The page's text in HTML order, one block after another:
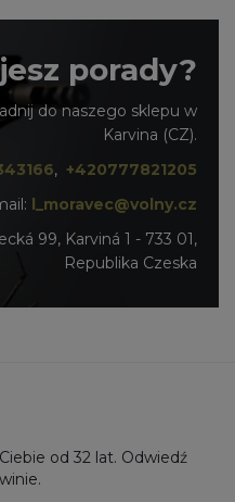
porady?
do naszego sklepu w
Karvina (CZ).
, +420777821205
l_moravec@volny.cz
99, Karviná 1 - 733 01,
Republika Czeska
od 32 lat. Odwiedź